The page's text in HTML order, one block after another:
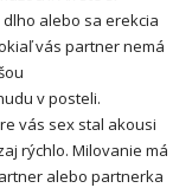
alebo sa erekcia
vás partner nemá
v posteli.
vás sex stal akousi
rýchlo. Milovanie má
alebo partnerka